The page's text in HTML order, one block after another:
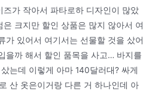
즈가 작아서 파타로하 디자인이 많았
크지만 할인 상품은 많지 않아서 여
가 있어서 여기서는 선물할 것을 샀어
을까 해서 할인 품목을 사고… 바지를
는데 이렇게 아마 140달러대? 싸게
산 옷은이거랑 다른 거 하나인데 아